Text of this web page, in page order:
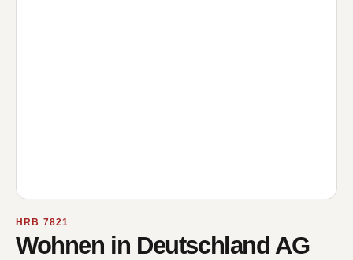
HRB 7821
Wohnen in Deutschland AG